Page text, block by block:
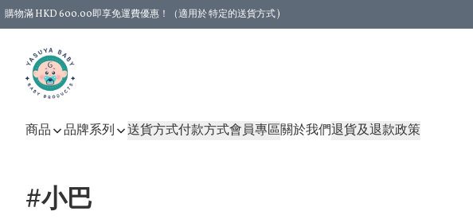
購物滿 HKD 600.00即享免運費優惠！（適用於 特定的送貨方式 )
商品 品牌系列 送貨方式付款方式會員專區關於我們退貨及退款政策
#小巴